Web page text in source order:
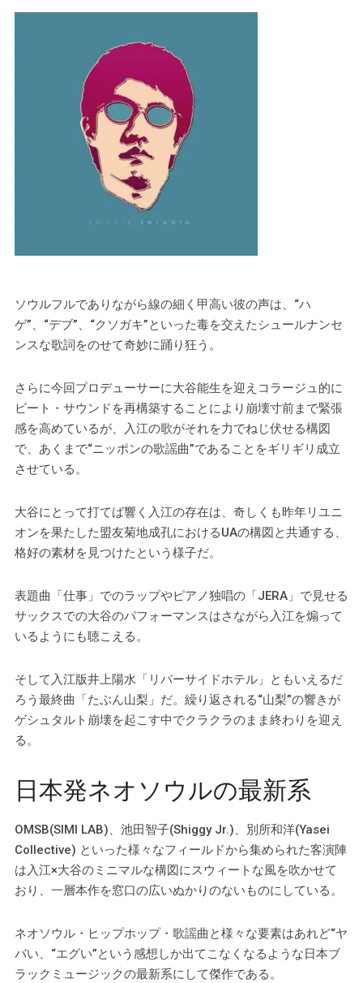
ソウルフルでありながら線の細く甲高い彼の声は、“ハ
ゲ”、“デブ”、“クソガキ”といった毒を交えたシュールナンセ
ンスな歌詞をのせて奇妙に踊り狂う。
さらに今回プロデューサーに大谷能生を迎えコラージュ的に
ビート・サウンドを再構築することにより崩壊寸前まで緊張
感を高めているが、入江の歌がそれを力でねじ伏せる構図
で、あくまで“ニッポンの歌謡曲”であることをギリギリ成立
させている。
大谷にとって打てば響く入江の存在は、奇しくも昨年リユニ
オンを果たした盟友菊地成孔におけるUAの構図と共通する、
格好の素材を見つけたという様子だ。
表題曲「仕事」でのラップやピアノ独唱の「JERA」で見せる
サックスでの大谷のパフォーマンスはさながら入江を煽って
いるようにも聴こえる。
そして入江版井上陽水「リバーサイドホテル」ともいえるだ
ろう最終曲「たぶん山梨」だ。繰り返される“山梨”の響きが
ゲシュタルト崩壊を起こす中でクラクラのまま終わりを迎え
る。
日本発ネオソウルの最新系
OMSB(SIMI LAB)、池田智子(Shiggy Jr.)、別所和洋(Yasei
Collective) といった様々なフィールドから集められた客演陣
は入江×大谷のミニマルな構図にスウィートな風を吹かせて
おり、一層本作を窓口の広いぬかりのないものにしている。
ネオソウル・ヒップホップ・歌謡曲と様々な要素はあれど“ヤ
バい、“エグい”という感想しか出てこなくなるような日本ブ
ラックミュージックの最新系にして傑作である。